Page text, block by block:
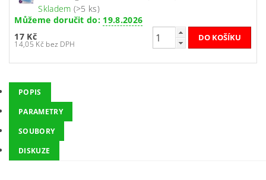
Skladem (>5 ks)
Můžeme doručit do: 19.8.2026
17 Kč
14,05 Kč bez DPH
POPIS
PARAMETRY
SOUBORY
DISKUZE